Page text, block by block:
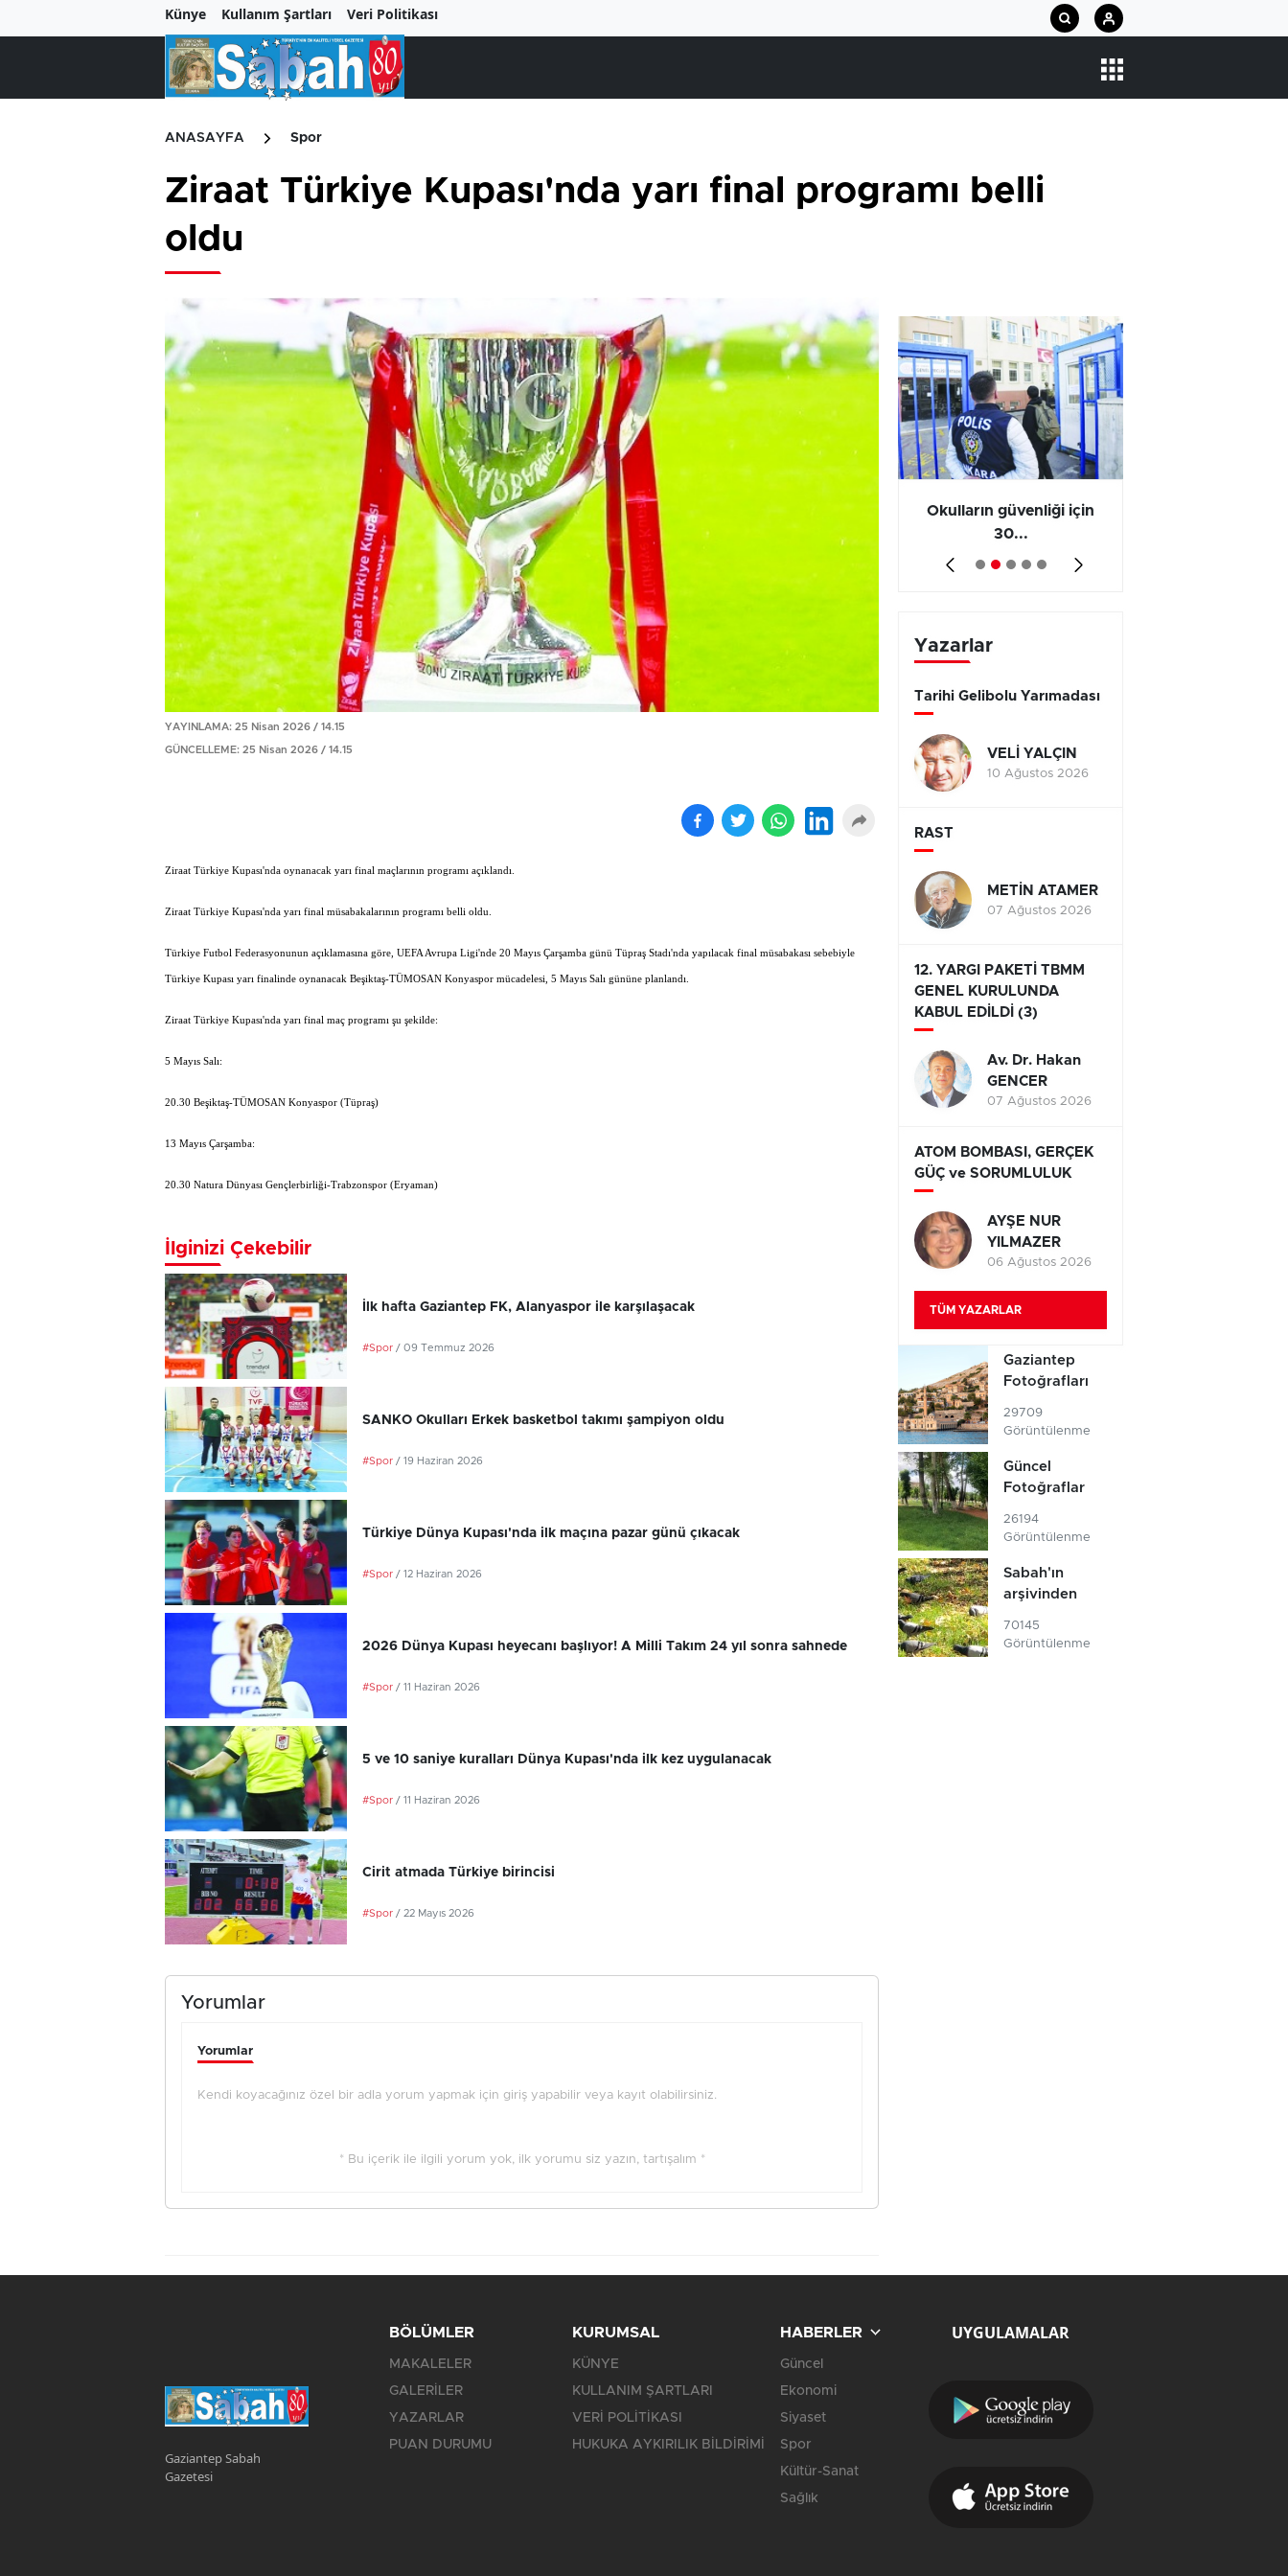
Künye Kullanım Şartları Veri Politikası
ANASAYFA Spor
Ziraat Türkiye Kupası'nda yarı final programı belli
oldu
YAYINLAMA: 25 Nisan 2026 / 14.15
GÜNCELLEME: 25 Nisan 2026 / 14.15
Ziraat Türkiye Kupası'nda oynanacak yarı final maçlarının programı açıklandı.
Ziraat Türkiye Kupası'nda yarı final müsabakalarının programı belli oldu.
Türkiye Futbol Federasyonunun açıklamasına göre, UEFA Avrupa Ligi'nde 20 Mayıs Çarşamba günü Tüpraş Stadı'nda yapılacak final müsabakası sebebiyle
Türkiye Kupası yarı finalinde oynanacak Beşiktaş-TÜMOSAN Konyaspor mücadelesi, 5 Mayıs Salı gününe planlandı.
Ziraat Türkiye Kupası'nda yarı final maç programı şu şekilde:
5 Mayıs Salı:
20.30 Beşiktaş-TÜMOSAN Konyaspor (Tüpraş)
13 Mayıs Çarşamba:
20.30 Natura Dünyası Gençlerbirliği-Trabzonspor (Eryaman)
İlginizi Çekebilir
İlk hafta Gaziantep FK, Alanyaspor ile karşılaşacak
#Spor / 09 Temmuz 2026
SANKO Okulları Erkek basketbol takımı şampiyon oldu
#Spor / 19 Haziran 2026
Türkiye Dünya Kupası'nda ilk maçına pazar günü çıkacak
#Spor / 12 Haziran 2026
2026 Dünya Kupası heyecanı başlıyor! A Milli Takım 24 yıl sonra sahnede
#Spor / 11 Haziran 2026
5 ve 10 saniye kuralları Dünya Kupası'nda ilk kez uygulanacak
#Spor / 11 Haziran 2026
Cirit atmada Türkiye birincisi
#Spor / 22 Mayıs 2026
Yorumlar
Yorumlar
Kendi koyacağınız özel bir adla yorum yapmak için giriş yapabilir veya kayıt olabilirsiniz.
* Bu içerik ile ilgili yorum yok, ilk yorumu siz yazın, tartışalım *
Sokak kedileri, ev kedisi
ol...
Okulların güvenliği için
30...
Yazarlar
Tarihi Gelibolu Yarımadası
VELİ YALÇIN
10 Ağustos 2026
RAST
METİN ATAMER
07 Ağustos 2026
12. YARGI PAKETİ TBMM
GENEL KURULUNDA
KABUL EDİLDİ (3)
Av. Dr. Hakan
GENCER
07 Ağustos 2026
ATOM BOMBASI, GERÇEK
GÜÇ ve SORUMLULUK
AYŞE NUR
YILMAZER
06 Ağustos 2026
TÜM YAZARLAR
Gaziantep
Fotoğrafları
29709
Görüntülenme
Güncel
Fotoğraflar
26194
Görüntülenme
Sabah'ın
arşivinden
70145
Görüntülenme
Gaziantep Sabah
Gazetesi
BÖLÜMLER
MAKALELER
GALERİLER
YAZARLAR
PUAN DURUMU
KURUMSAL
KÜNYE
KULLANIM ŞARTLARI
VERİ POLİTİKASI
HUKUKA AYKIRILIK BİLDİRİMİ
HABERLER
Güncel
Ekonomi
Siyaset
Spor
Kültür-Sanat
Sağlık
UYGULAMALAR